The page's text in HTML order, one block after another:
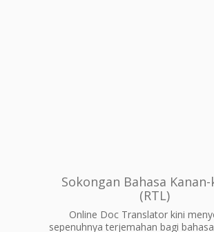
Sokongan Bahasa
(RTL)
Online Doc Translator kini
sepenuhnya terjemahan bagi